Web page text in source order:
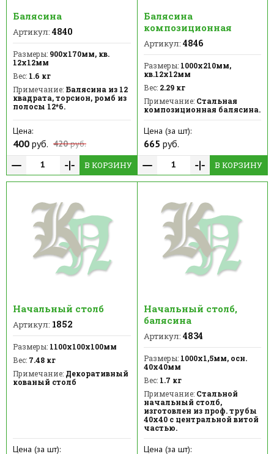
Балясина
Артикул: 4840
Размеры: 900х170мм, кв.
12х12мм
Вес: 1.6 кг
Примечание: Балясина из 12
квадрата, торсион, ромб из
полосы 12*6.
Цена:
400 руб. 420руб.
В КОРЗИНУ
Балясина
композиционная
Артикул: 4846
Размеры:1000х210мм,
кв.12х12мм
Вес:2.29 кг
Примечание:Стальная
композиционная балясина.
Цена (за шт):
665 руб.
В КОРЗИНУ
Начальный столб
Артикул: 1852
Размеры: 1100х100х100мм
Вес: 7.48 кг
Примечание: Декоративный
кованый столб
Цена (за шт):
Начальный столб,
балясина
Артикул: 4834
Размеры:1000х1,5мм, осн.
40х40мм
Вес:1.7 кг
Примечание:Стальной
начальный столб,
изготовлен из проф. трубы
40х40 с центральной витой
частью.
Цена (за шт):